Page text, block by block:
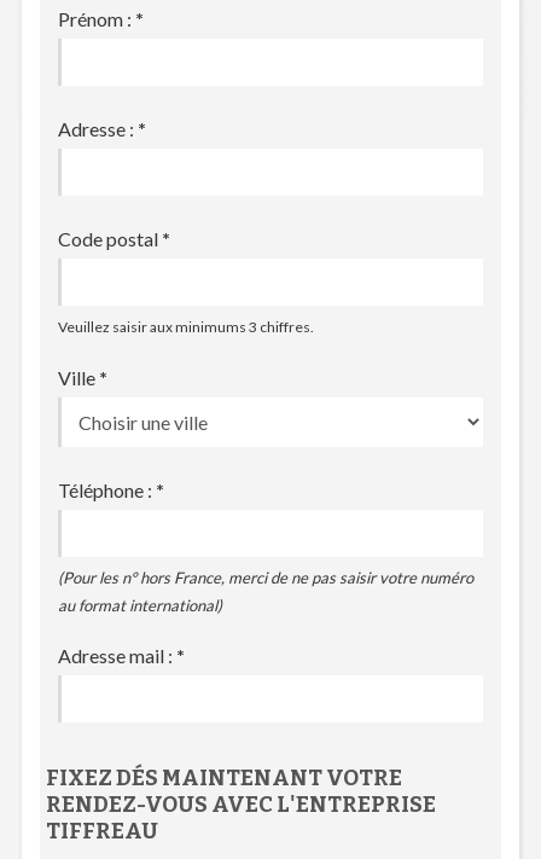
Prénom : *
Adresse : *
Code postal *
Veuillez saisir aux minimums 3 chiffres.
Ville *
Téléphone : *
(Pour les n° hors France, merci de ne pas saisir votre numéro
au format international)
Adresse mail : *
FIXEZ DÉS MAINTENANT VOTRE
RENDEZ-VOUS AVEC L'ENTREPRISE
TIFFREAU